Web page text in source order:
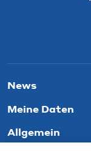
News
Meine Daten
Allgemein